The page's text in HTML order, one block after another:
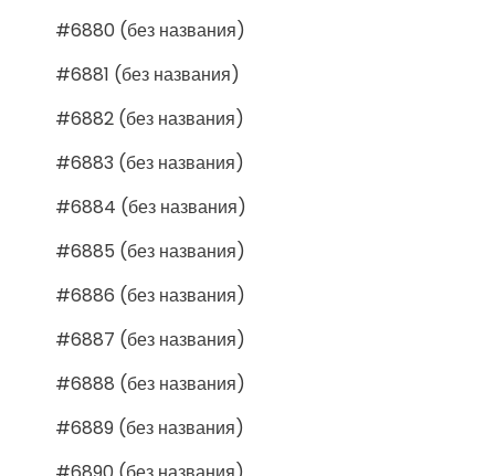
#6880 (без названия)
#6881 (без названия)
#6882 (без названия)
#6883 (без названия)
#6884 (без названия)
#6885 (без названия)
#6886 (без названия)
#6887 (без названия)
#6888 (без названия)
#6889 (без названия)